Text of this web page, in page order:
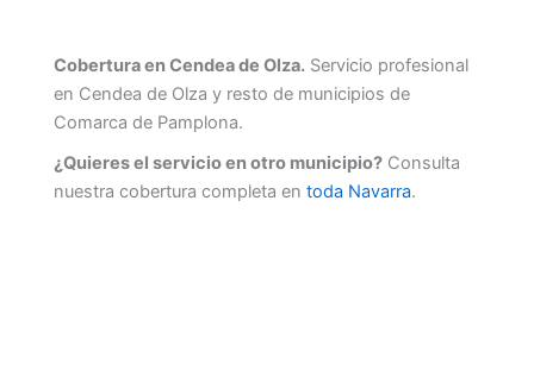
Cobertura en Cendea de Olza. Servicio profesional
en Cendea de Olza y resto de municipios de
Comarca de Pamplona.
¿Quieres el servicio en otro municipio? Consulta
nuestra cobertura completa en toda Navarra.